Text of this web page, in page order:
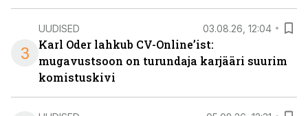
3
UUDISED 03.08.26, 12:04
Karl Oder lahkub CV-Online’ist:
mugavustsoon on turundaja karjääri suurim
komistuskivi